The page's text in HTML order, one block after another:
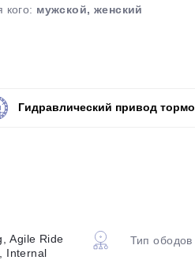
кого: мужской, женский
Гидравлический привод
Agile Ride
Internal
Тип ободов
Остались вопросы?